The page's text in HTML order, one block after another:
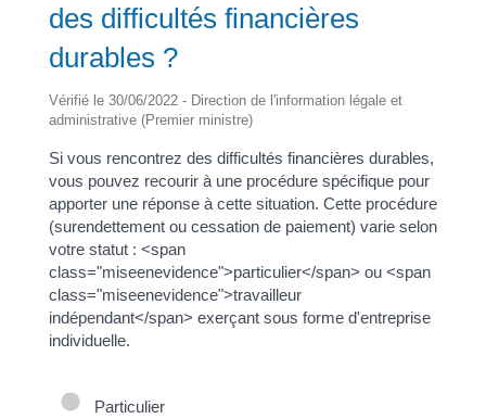
des difficultés financières
durables ?
Vérifié le 30/06/2022 - Direction de l'information légale et
administrative (Premier ministre)
Si vous rencontrez des difficultés financières durables,
vous pouvez recourir à une procédure spécifique pour
apporter une réponse à cette situation. Cette procédure
(surendettement ou cessation de paiement) varie selon
votre statut : <span
class="miseenevidence">particulier</span> ou <span
class="miseenevidence">travailleur
indépendant</span> exerçant sous forme d'entreprise
individuelle.
Particulier